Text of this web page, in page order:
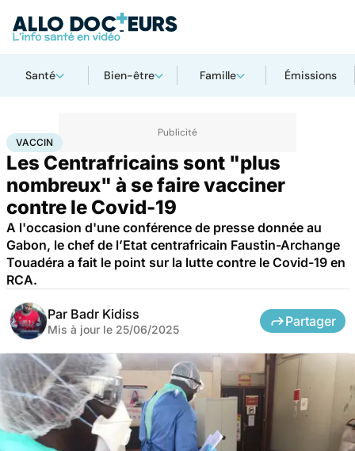
Santé Bien-être Famille Émissions
AccueilSanté Vaccin
VACCIN
Les Centrafricains sont "plus
nombreux" à se faire vacciner
contre le Covid-19
A l'occasion d'une conférence de presse donnée au
Gabon, le chef de l’Etat centrafricain Faustin-Archange
Touadéra a fait le point sur la lutte contre le Covid-19 en
RCA.
Par Badr Kidiss
Mis à jour le 25/06/2025
Partager